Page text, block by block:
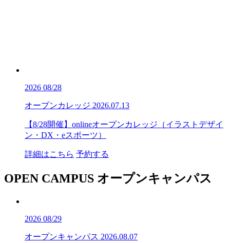
2026 08/28
オープンカレッジ 2026.07.13
【8/28開催】onlineオープンカレッジ（イラストデザイ
ン・DX・eスポーツ）
詳細はこちら 予約する
OPEN CAMPUS オープンキャンパス
2026 08/29
オープンキャンパス 2026.08.07